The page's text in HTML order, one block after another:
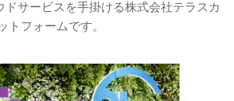
ドサービスを手掛ける株式会社テラスカ
トフォームです。